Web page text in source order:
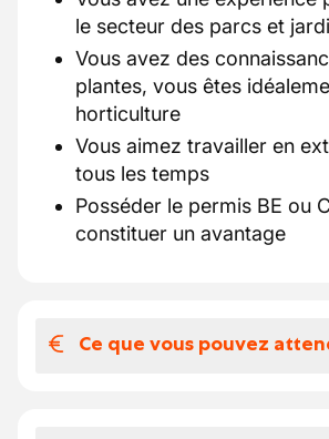
le secteur des parcs et
Vous avez des
plantes, vous êtes
horticulture
Vous aimez travailler en
tous les temps
Posséder le permis BE ou
constituer un avantage
Ce que vous pouvez